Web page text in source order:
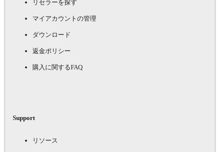
リセラーを探す
マイアカウントの管理
ダウンロード
返金ポリシー
購入に関するFAQ
Support
リソース